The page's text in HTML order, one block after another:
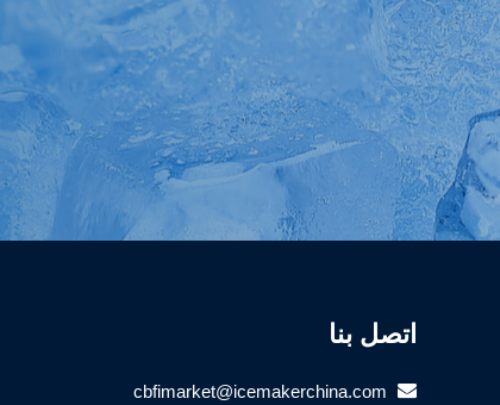
اتصل بنا
cbfimarket@icemakerchina.com